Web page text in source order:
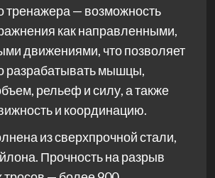
тренажера — возможность
как направленными,
движениями, что позволяет
разрабатывать мышцы,
рельеф и силу, а также
и координацию.
из сверхпрочной стали,
Прочность на разрыв